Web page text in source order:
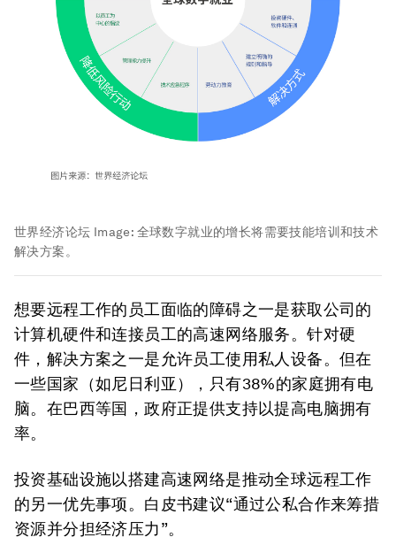
世界经济论坛 Image: 全球数字就业的增长将需要技能培训和技术
解决方案。
想要远程工作的员工面临的障碍之一是获取公司的
计算机硬件和连接员工的高速网络服务。针对硬
件，解决方案之一是允许员工使用私人设备。但在
一些国家（如尼日利亚），只有38%的家庭拥有电
脑。在巴西等国，政府正提供支持以提高电脑拥有
率。
投资基础设施以搭建高速网络是推动全球远程工作
的另一优先事项。白皮书建议“通过公私合作来筹措
资源并分担经济压力”。